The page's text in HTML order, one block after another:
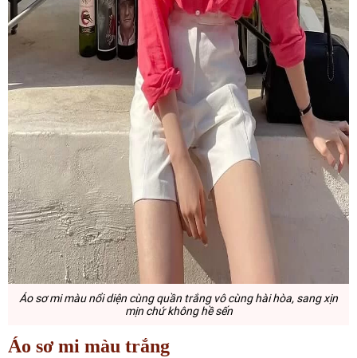
Áo sơ mi màu nổi diện cùng quần trắng vô cùng hài hòa, sang xịn
mịn chứ không hề sến
Áo sơ mi màu trắng